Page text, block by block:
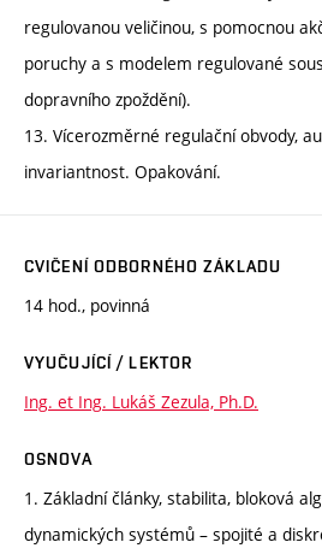
regulovanou veličinou, s pomocnou
poruchy a s modelem regulované
dopravního zpoždění).
13. Vícerozměrné regulační obvody,
invariantnost. Opakování.
CVIČENÍ ODBORNÉHO ZÁKLADU
14 hod., povinná
VYUČUJÍCÍ / LEKTOR
Ing. et Ing. Lukáš Zezula, Ph.D.
OSNOVA
1. Základní články, stabilita, bloková
dynamických systémů – spojité a